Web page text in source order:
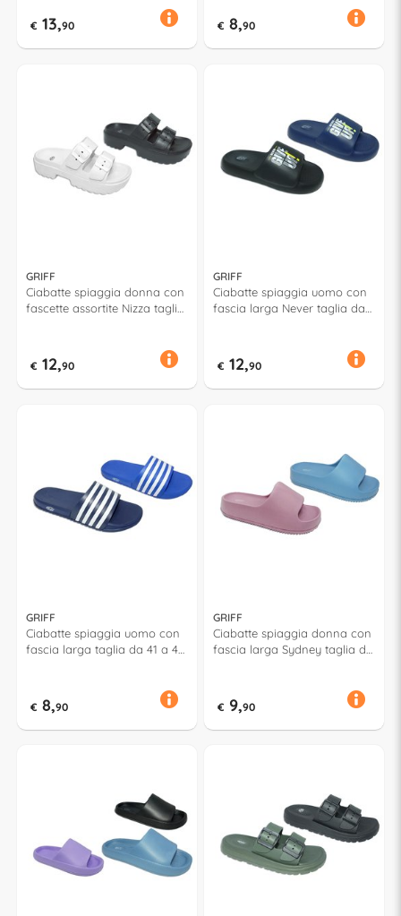
€ 13,90 € 8,90
GRIFF
Ciabatte spiaggia donna con
fascette assortite Nizza taglia
€ 12,90
GRIFF
Ciabatte spiaggia uomo con
fascia larga Never taglia da
€ 12,90
GRIFF
Ciabatte spiaggia uomo con
fascia larga taglia da 41 a 46
€ 8,90
GRIFF
Ciabatte spiaggia donna con
fascia larga Sydney taglia da
€ 9,90